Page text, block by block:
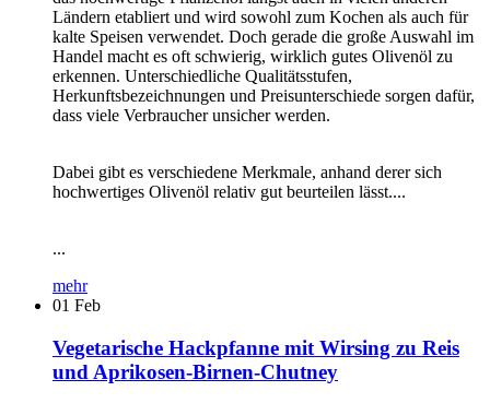
Ländern etabliert und wird sowohl zum Kochen als auch für
kalte Speisen verwendet. Doch gerade die große Auswahl im
Handel macht es oft schwierig, wirklich gutes Olivenöl zu
erkennen. Unterschiedliche Qualitätsstufen,
Herkunftsbezeichnungen und Preisunterschiede sorgen dafür,
dass viele Verbraucher unsicher werden.
Dabei gibt es verschiedene Merkmale, anhand derer sich
hochwertiges Olivenöl relativ gut beurteilen lässt....
...
mehr
01 Feb
Vegetarische Hackpfanne mit Wirsing zu Reis
und Aprikosen-Birnen-Chutney